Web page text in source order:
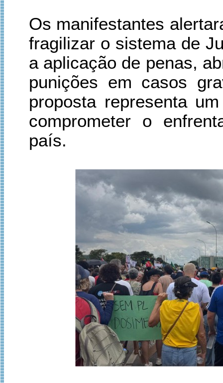
Os manifestantes
fragilizar o sistema de
a aplicação de penas,
punições em casos
proposta representa
comprometer o
país.